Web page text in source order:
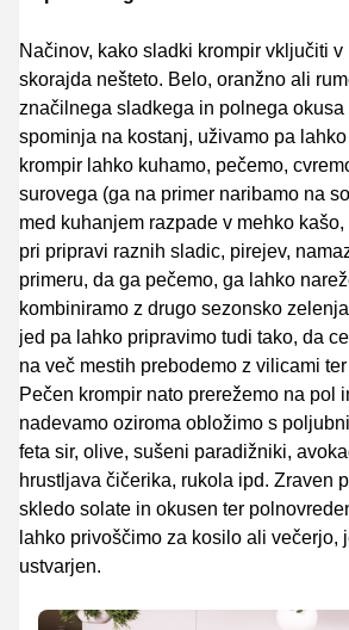
Načinov, kako sladki krompir vključiti v
skorajda nešteto. Belo, oranžno ali
značilnega sladkega in polnega okusa
spominja na kostanj, uživamo pa
krompir lahko kuhamo, pečemo,
surovega (ga na primer naribamo na
med kuhanjem razpade v mehko
pri pripravi raznih sladic, pirejev,
primeru, da ga pečemo, ga lahko
kombiniramo z drugo sezonsko
jed pa lahko pripravimo tudi tako, da
na več mestih prebodemo z vilicami
Pečen krompir nato prerežemo na pol
nadevamo oziroma obložimo s
feta sir, olive, sušeni paradižniki,
hrustljava čičerika, rukola ipd. Zraven
skledo solate in okusen ter
lahko privoščimo za kosilo ali večerjo,
ustvarjen.